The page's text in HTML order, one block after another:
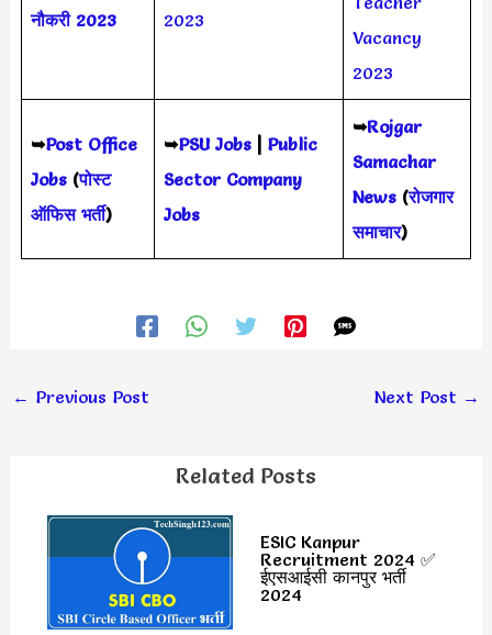
नौकरी 2023
2023
Vacancy
2023
➥Post Office
Jobs(पोस्ट
ऑफिस भर्ती)
➥PSU Jobs| Public
Sector Company
Jobs
➥Rojgar
Samachar
News(रोजगार
समाचार)
← Previous Post Next Post →
Related Posts
ESIC Kanpur
Recruitment 2024 ✅
ईएसआईसी कानपुर भर्ती
2024